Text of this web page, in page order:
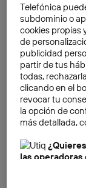
Telefónica
subdominio o
cookies propias
de
publicidad
partir de tus
todas,
clicando en el
revocar tu
la opción de
más detallada,
las
Nosotros,
realizar